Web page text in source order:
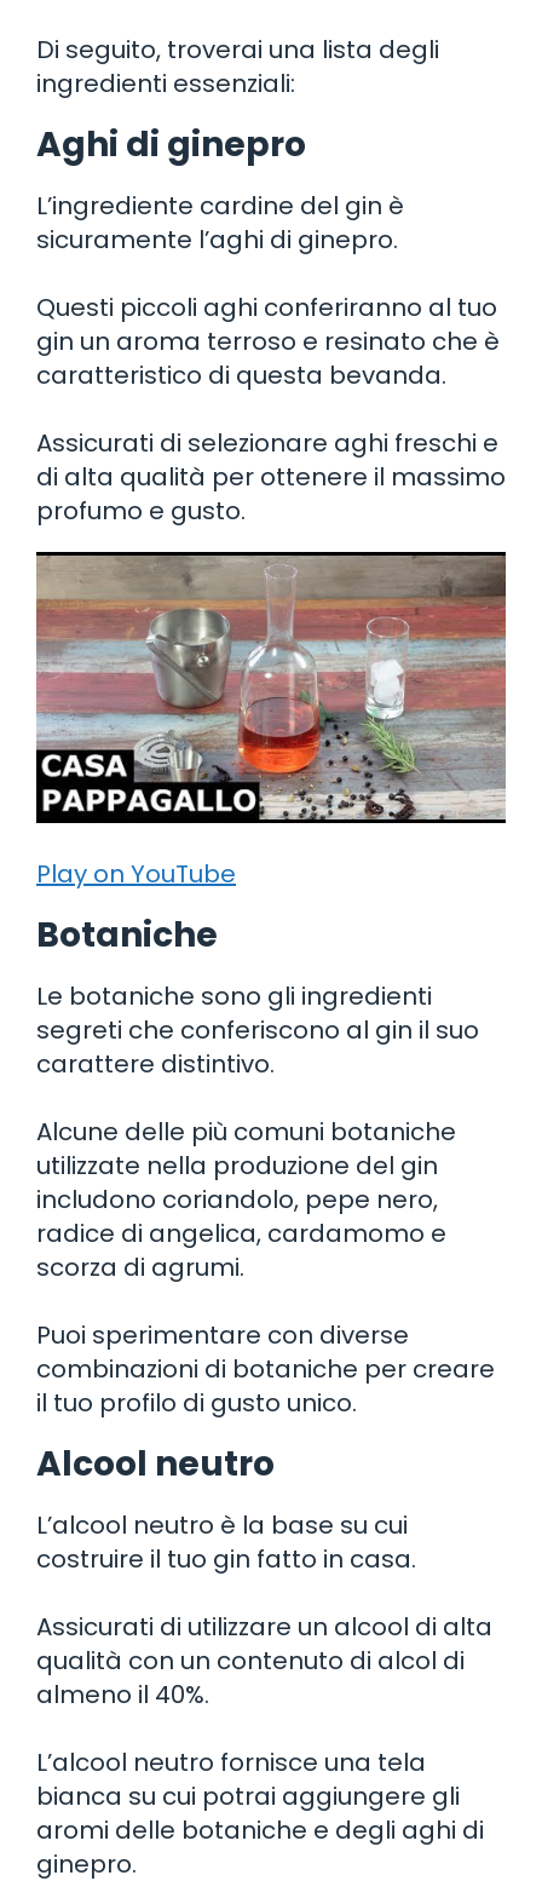
Di seguito, troverai una lista degli
ingredienti essenziali:
Aghi di ginepro
L’ingrediente cardine del gin è
sicuramente l’aghi di ginepro.
Questi piccoli aghi conferiranno al tuo
gin un aroma terroso e resinato che è
caratteristico di questa bevanda.
Assicurati di selezionare aghi freschi e
di alta qualità per ottenere il massimo
profumo e gusto.
Play on YouTube
Botaniche
Le botaniche sono gli ingredienti
segreti che conferiscono al gin il suo
carattere distintivo.
Alcune delle più comuni botaniche
utilizzate nella produzione del gin
includono coriandolo, pepe nero,
radice di angelica, cardamomo e
scorza di agrumi.
Puoi sperimentare con diverse
combinazioni di botaniche per creare
il tuo profilo di gusto unico.
Alcool neutro
L’alcool neutro è la base su cui
costruire il tuo gin fatto in casa.
Assicurati di utilizzare un alcool di alta
qualità con un contenuto di alcol di
almeno il 40%.
L’alcool neutro fornisce una tela
bianca su cui potrai aggiungere gli
aromi delle botaniche e degli aghi di
ginepro.